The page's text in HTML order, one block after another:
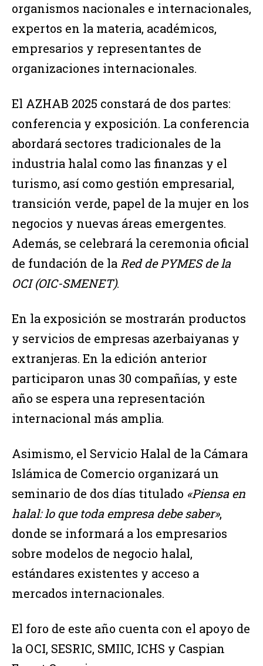
organismos nacionales e internacionales,
expertos en la materia, académicos,
empresarios y representantes de
organizaciones internacionales.
El AZHAB 2025 constará de dos partes:
conferencia y exposición. La conferencia
abordará sectores tradicionales de la
industria halal como las finanzas y el
turismo, así como gestión empresarial,
transición verde, papel de la mujer en los
negocios y nuevas áreas emergentes.
Además, se celebrará la ceremonia oficial
de fundación de la Red de PYMES de la
OCI (OIC-SMENET).
En la exposición se mostrarán productos
y servicios de empresas azerbaiyanas y
extranjeras. En la edición anterior
participaron unas 30 compañías, y este
año se espera una representación
internacional más amplia.
Asimismo, el Servicio Halal de la Cámara
Islámica de Comercio organizará un
seminario de dos días titulado «Piensa en
halal: lo que toda empresa debe saber»,
donde se informará a los empresarios
sobre modelos de negocio halal,
estándares existentes y acceso a
mercados internacionales.
El foro de este año cuenta con el apoyo de
la OCI, SESRIC, SMIIC, ICHS y Caspian